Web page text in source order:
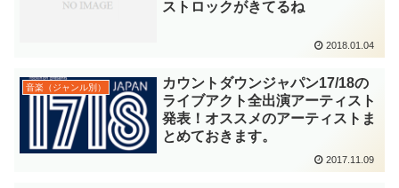
ストロックがきてるね
2018.01.04
音楽（ジャンル別）
カウントダウンジャパン17/18の
ライブアクト全出演アーティスト
発表！オススメのアーティストま
とめておきます。
2017.11.09